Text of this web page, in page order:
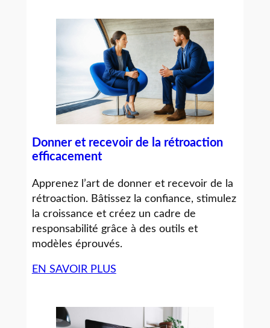
Donner et recevoir de la rétroaction
efficacement
Apprenez l’art de donner et recevoir de la
rétroaction. Bâtissez la confiance, stimulez
la croissance et créez un cadre de
responsabilité grâce à des outils et
modèles éprouvés.
EN SAVOIR PLUS